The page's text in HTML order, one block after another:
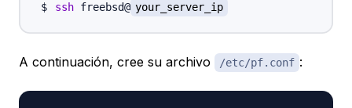
ssh freebsd@ your_server_ip
A continuación, cree su archivo /etc/pf.conf :